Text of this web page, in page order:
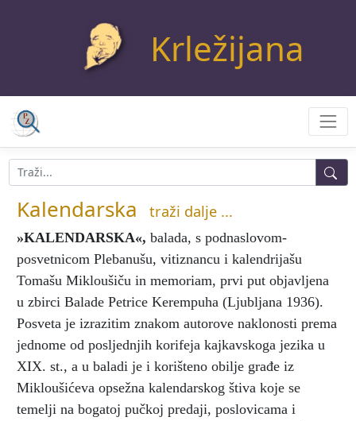
Krležijana
Kalendarska traži dalje ...
»KALENDARSKA«, balada, s podnaslovom-
posvetnicom Plebanušu, vitiznancu i kalendrijašu
Tomašu Mikloušiču in memoriam, prvi put objavljena
u zbirci Balade Petrice Kerempuha (Ljubljana 1936).
Posveta je izrazitim znakom autorove naklonosti prema
jednome od posljednjih korifeja kajkavskoga jezika u
XIX. st., a u baladi je i korišteno obilje građe iz
Mikloušićeva opsežna kalendarskog štiva koje se
temelji na bogatoj pučkoj predaji, poslovicama i